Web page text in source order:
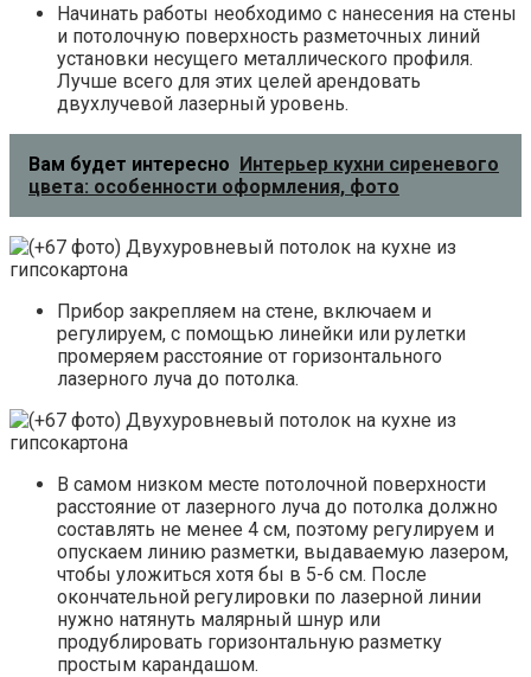
Начинать работы необходимо с нанесения на стены
и потолочную поверхность разметочных линий
установки несущего металлического профиля.
Лучше всего для этих целей арендовать
двухлучевой лазерный уровень.
Вам будет интересно Интерьер кухни сиреневого
цвета: особенности оформления, фото
Прибор закрепляем на стене, включаем и
регулируем, с помощью линейки или рулетки
промеряем расстояние от горизонтального
лазерного луча до потолка.
В самом низком месте потолочной поверхности
расстояние от лазерного луча до потолка должно
составлять не менее 4 см, поэтому регулируем и
опускаем линию разметки, выдаваемую лазером,
чтобы уложиться хотя бы в 5-6 см. После
окончательной регулировки по лазерной линии
нужно натянуть малярный шнур или
продублировать горизонтальную разметку
простым карандашом.